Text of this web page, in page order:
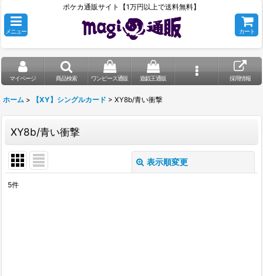
ポケカ通販サイト【1万円以上で送料無料】
メニュー カート
マイページ 商品検索 ワンピース通販 遊戯王通販 採用情報
ホーム > 【XY】シングルカード > XY8b/青い衝撃
XY8b/青い衝撃
表示順変更
5件